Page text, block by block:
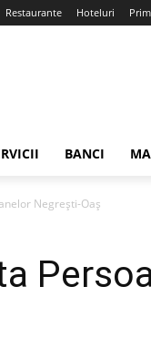
Restaurante Hoteluri
BANCI
Negrești-Oaș